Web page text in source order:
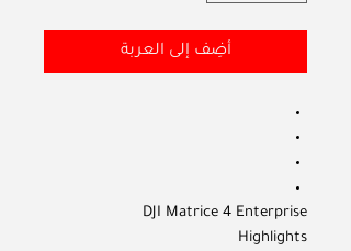
أضِف إلى العربة
DJI Matrice 4 Enterprise
Highlights